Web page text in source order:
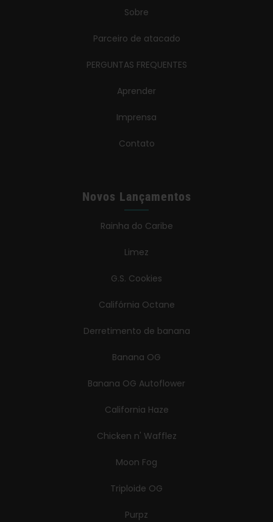
Sobre
Parceiro de atacado
PERGUNTAS FREQUENTES
Aprender
Imprensa
Contato
Novos Lançamentos
Rainha do Caribe
Limez
G.S. Cookies
Califórnia Octane
Derretimento de banana
Banana OG
Banana OG Autoflower
California Haze
Chicken n' Wafflez
Moon Fog
Triploide OG
Purpz